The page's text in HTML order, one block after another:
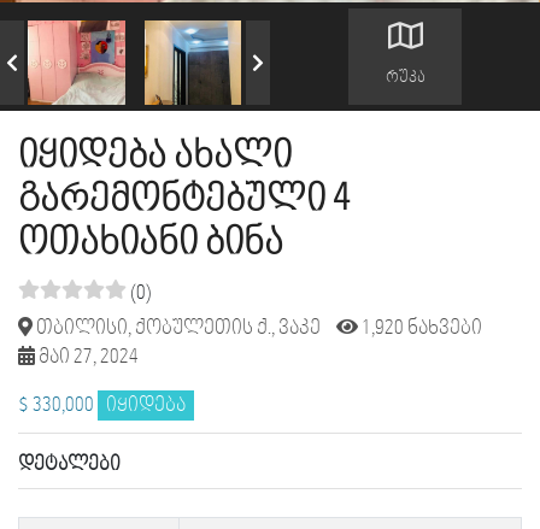
რუკა
იყიდება ახალი
გარემონტებული 4
ოთახიანი ბინა
(0)
თბილისი, ქობულეთის ქ., ვაკე
1,920 ნახვები
მაი 27, 2024
$ 330,000 იყიდება
დეტალები